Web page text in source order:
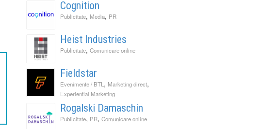
Cognition
Publicitate, Media, PR
Heist Industries
Publicitate, Comunicare online
Fieldstar
Evenimente / BTL , Marketing direct,
Experiential Marketing
Rogalski Damaschin
Publicitate, PR, Comunicare online